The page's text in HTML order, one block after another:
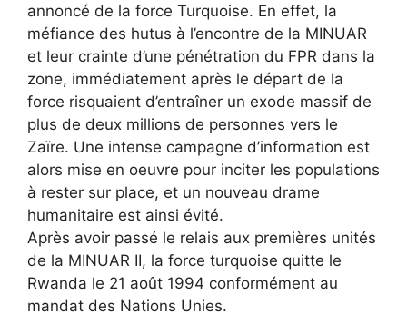
annoncé de la force Turquoise. En effet, la
méfiance des hutus à l’encontre de la MINUAR
et leur crainte d’une pénétration du FPR dans la
zone, immédiatement après le départ de la
force risquaient d’entraîner un exode massif de
plus de deux millions de personnes vers le
Zaïre. Une intense campagne d’information est
alors mise en oeuvre pour inciter les populations
à rester sur place, et un nouveau drame
humanitaire est ainsi évité.
Après avoir passé le relais aux premières unités
de la MINUAR II, la force turquoise quitte le
Rwanda le 21 août 1994 conformément au
mandat des Nations Unies.